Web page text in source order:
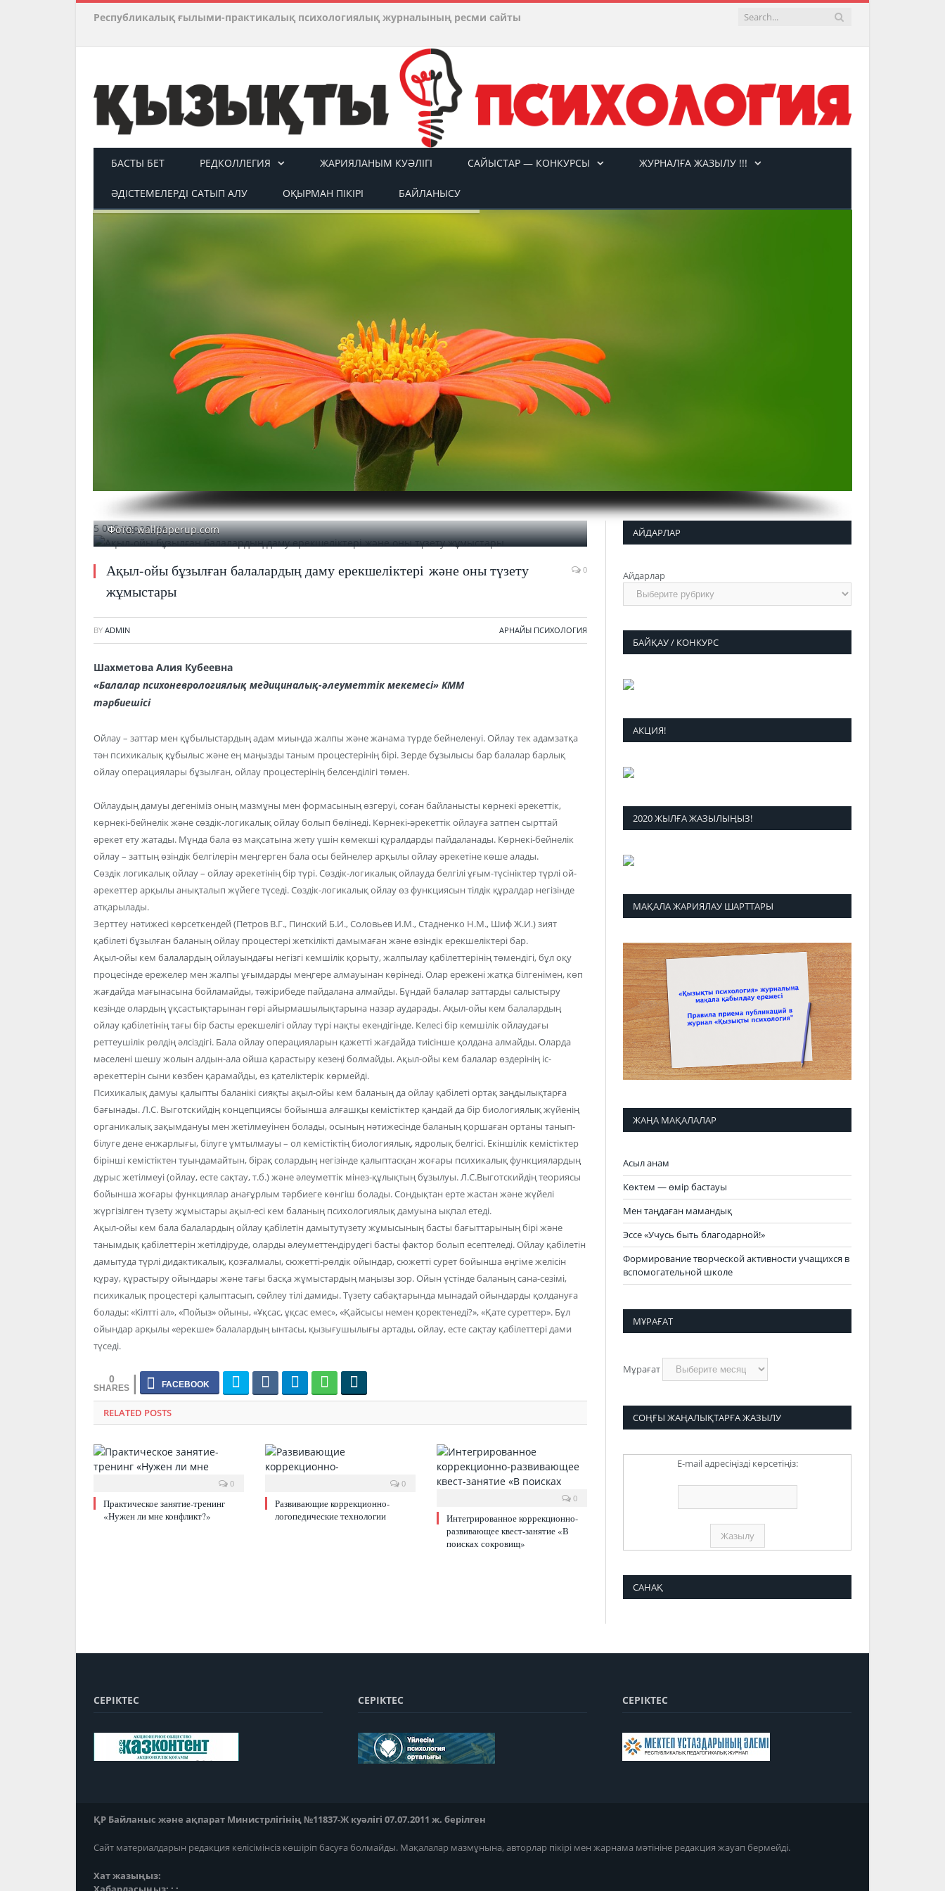
Республикалық ғылыми-практикалық психологиялық журналының ресми сайты
БАСТЫ БЕТ РЕДКОЛЛЕГИЯ ЖАРИЯЛАНЫМ КУӘЛІГІ САЙЫСТАР — КОНКУРСЫ ЖУРНАЛҒА ЖАЗЫЛУ !!!
ӘДІСТЕМЕЛЕРДІ САТЫП АЛУ ОҚЫРМАН ПІКІРІ БАЙЛАНЫСУ
5 076 қаралым
Фото: wallpaperup.com
Ақыл-ойы бұзылған балалардың даму ерекшеліктері және оны түзету
жұмыстары
0
BY ADMIN АРНАЙЫ ПСИХОЛОГИЯ
Шахметова Алия Кубеевна
«Балалар психоневрологиялық медициналық-әлеуметтік мекемесі» КММ
тәрбиешісі
Ойлау – заттар мен құбылыстардың адам миында жалпы және жанама түрде бейнеленуі. Ойлау тек адамзатқа
тән психикалық құбылыс және ең маңызды таным процестерінің бірі. Зерде бұзылысы бар балалар барлық
ойлау операциялары бұзылған, ойлау процестерінің белсенділігі төмен.
Ойлаудың дамуы дегеніміз оның мазмұны мен формасының өзгеруі, соған байланысты көрнекі әрекеттік,
көрнекі-бейнелік және сөздік-логикалық ойлау болып бөлінеді. Көрнекі-әрекеттік ойлауға затпен сырттай
әрекет ету жатады. Мұнда бала өз мақсатына жету үшін көмекші құралдарды пайдаланады. Көрнекі-бейнелік
ойлау – заттың өзіндік белгілерін меңгерген бала осы бейнелер арқылы ойлау әрекетіне көше алады.
Сөздік логикалық ойлау – ойлау әрекетінің бір түрі. Сөздік-логикалық ойлауда белгілі ұғым-түсініктер түрлі ой-
әрекеттер арқылы анықталып жүйеге түседі. Сөздік-логикалық ойлау өз функциясын тілдік құралдар негізінде
атқарылады.
Зерттеу нәтижесі көрсеткендей (Петров В.Г., Пинский Б.И., Соловьев И.М., Стадненко Н.М., Шиф Ж.И.) зият
қабілеті бұзылған баланың ойлау процестері жеткілікті дамымаған және өзіндік ерекшеліктері бар.
Ақыл-ойы кем балалардың ойлауындағы негізгі кемшілік қорыту, жалпылау қабілеттерінің төмендігі, бұл оқу
процесінде ережелер мен жалпы ұғымдарды меңгере алмауынан көрінеді. Олар ережені жатқа білгенімен, көп
жағдайда мағынасына бойламайды, тәжірибеде пайдалана алмайды. Бұндай балалар заттарды салыстыру
кезінде олардың ұқсастықтарынан гөрі айырмашылықтарына назар аударады. Ақыл-ойы кем балалардың
ойлау қабілетінің тағы бір басты ерекшелігі ойлау түрі нақты екендігінде. Келесі бір кемшілік ойлаудағы
реттеушілік рөлдің әлсіздігі. Бала ойлау операцияларын қажетті жағдайда тиісінше қолдана алмайды. Оларда
мәселені шешу жолын алдын-ала ойша қарастыру кезеңі болмайды. Ақыл-ойы кем балалар өздерінің іс-
әрекеттерін сыни көзбен қарамайды, өз қателіктерік көрмейді.
Психикалық дамуы қалыпты баланікі сияқты ақыл-ойы кем баланың да ойлау қабілеті ортақ заңдылықтарға
бағынады. Л.С. Выготскийдің концепциясы бойынша алғашқы кемістіктер қандай да бір биологиялық жүйенің
органикалық зақымдануы мен жетілмеуінен болады, осының нәтижесінде баланың қоршаған ортаны танып-
білуге дене енжарлығы, білуге ұмтылмауы – ол кемістіктің биологиялық, ядролық белгісі. Екіншілік кемістіктер
бірінші кемістіктен туындамайтын, бірақ солардың негізінде қалыптасқан жоғары психикалық функциялардың
дұрыс жетілмеуі (ойлау, есте сақтау, т.б.) және әлеуметтік мінез-құлықтың бұзылуы. Л.С.Выготскийдің теориясы
бойынша жоғары функциялар анағұрлым тәрбиеге көнгіш болады. Сондықтан ерте жастан және жүйелі
жүргізілген түзету жұмыстары ақыл-есі кем баланың психологиялық дамуына ықпал етеді.
Ақыл-ойы кем бала балалардың ойлау қабілетін дамытутүзету жұмысының басты бағыттарының бірі және
танымдық қабілеттерін жетілдіруде, оларды әлеуметтендірудегі басты фактор болып есептеледі. Ойлау қабілетін
дамытуда түрлі дидактикалық, қозғалмалы, сюжетті-рөлдік ойындар, сюжетті сурет бойынша әңгіме желісін
құрау, құрастыру ойындары және тағы басқа жұмыстардың маңызы зор. Ойын үстінде баланың сана-сезімі,
психикалық процестері қалыптасып, сөйлеу тілі дамиды. Түзету сабақтарында мынадай ойындарды қолдануға
болады: «Кілтті ал», «Пойыз» ойыны, «Ұқсас, ұқсас емес», «Қайсысы немен қоректенеді?», «Қате суреттер». Бұл
ойындар арқылы «ерекше» балалардың ынтасы, қызығушылығы артады, ойлау, есте сақтау қабілеттері дами
түседі.
0
RELATED POSTS
0
Практическое занятие-тренинг
«Нужен ли мне конфликт?»
0
Развивающие коррекционно-
логопедические технологии
0
Интегрированное коррекционно-
развивающее квест-занятие «В
поисках сокровищ»
АЙДАРЛАР
Айдарлар
БАЙҚАУ / КОНКУРС
АКЦИЯ!
2020 ЖЫЛҒА ЖАЗЫЛЫҢЫЗ!
МАҚАЛА ЖАРИЯЛАУ ШАРТТАРЫ
ЖАҢА МАҚАЛАЛАР
Асыл анам
Көктем — өмір бастауы
Мен таңдаған мамандық
Эссе «Учусь быть благодарной!»
Формирование творческой активности учащихся в
вспомогательной школе
МҰРАҒАТ
Мұрағат
СОҢҒЫ ЖАҢАЛЫҚТАРҒА ЖАЗЫЛУ
E-mail адресіңізді көрсетіңіз:
САНАҚ
СЕРІКТЕС СЕРІКТЕС СЕРІКТЕС
ҚР Байланыс және ақпарат Министрлігінің №11837-Ж куәлігі 07.07.2011 ж. берілген
Сайт материалдарын редакция келісімінсіз көшіріп басуға болмайды. Мақалалар мазмұнына, авторлар пікірі мен жарнама мәтініне редакция жауап бермейді.
Хат жазыңыз: